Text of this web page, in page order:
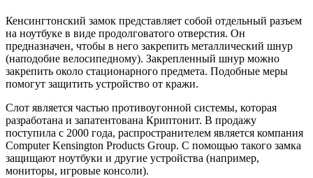
Кенсингтонский замок представляет собой отдельный разъем
на ноутбуке в виде продолговатого отверстия. Он
предназначен, чтобы в него закрепить металлический шнур
(наподобие велосипедному). Закрепленный шнур можно
закрепить около стационарного предмета. Подобные меры
помогут защитить устройство от кражи.
Слот является частью противоугонной системы, которая
разработана и запатентована Криптонит. В продажу
поступила с 2000 года, распространителем является компания
Computer Kensington Products Group. С помощью такого замка
защищают ноутбуки и другие устройства (например,
мониторы, игровые консоли).